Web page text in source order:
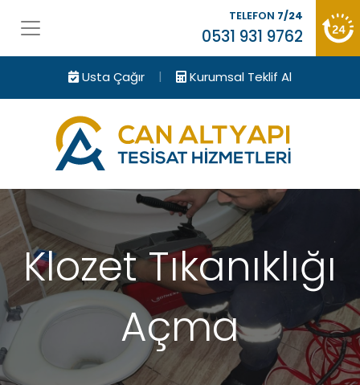
Usta Çağır | Kurumsal Teklif Al
TELEFON 7/24
0531 931 9762
Klozet Tıkanıklığı
Açma